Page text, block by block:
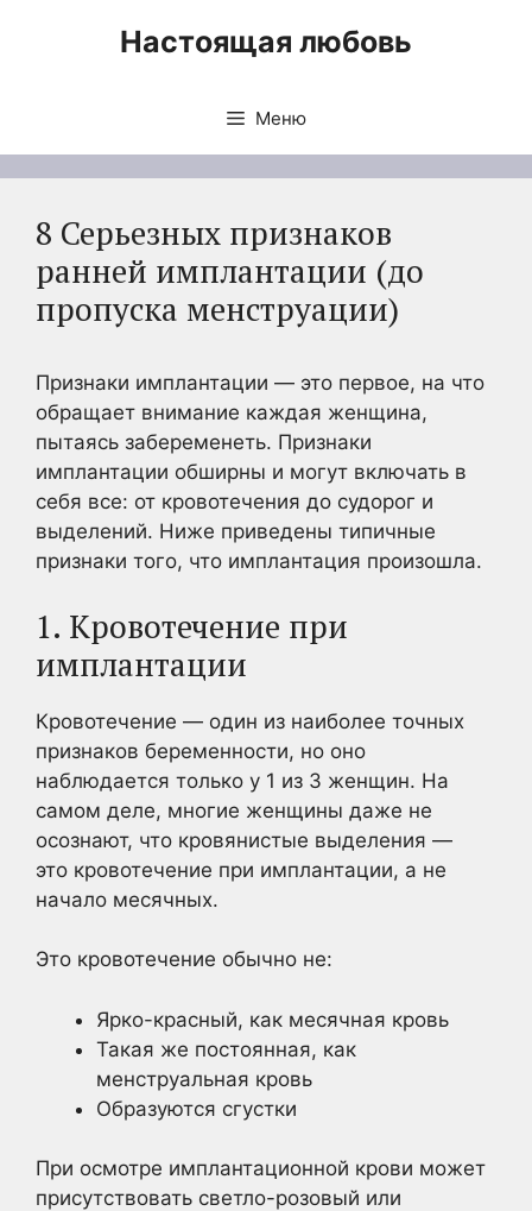
Настоящая любовь
Меню
8 Серьезных признаков
ранней имплантации (до
пропуска менструации)
Признаки имплантации — это первое, на что
обращает внимание каждая женщина,
пытаясь забеременеть. Признаки
имплантации обширны и могут включать в
себя все: от кровотечения до судорог и
выделений. Ниже приведены типичные
признаки того, что имплантация произошла.
1. Кровотечение при
имплантации
Кровотечение — один из наиболее точных
признаков беременности, но оно
наблюдается только у 1 из 3 женщин. На
самом деле, многие женщины даже не
осознают, что кровянистые выделения —
это кровотечение при имплантации, а не
начало месячных.
Это кровотечение обычно не:
Ярко-красный, как месячная кровь
Такая же постоянная, как
менструальная кровь
Образуются сгустки
При осмотре имплантационной крови может
присутствовать светло-розовый или